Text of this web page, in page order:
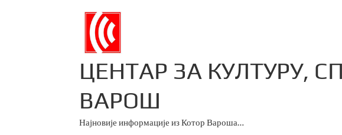
ЦЕНТАР ЗА КУЛТУРУ,
ВАРОШ
Најновије информације из Котор Вароша…